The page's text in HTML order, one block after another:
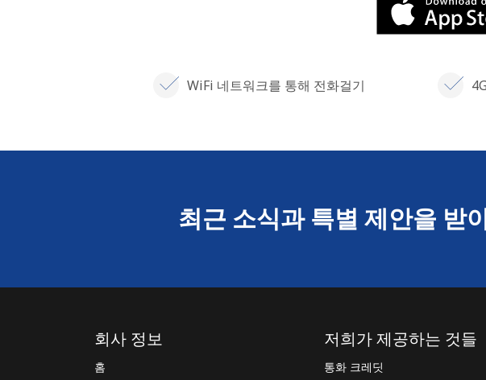
WiFi 네트워크를 통해 전화걸기
최근 소식과 특별 제안을 받
회사 정보
홈
저희가 제공하는 것들
통화 크레딧